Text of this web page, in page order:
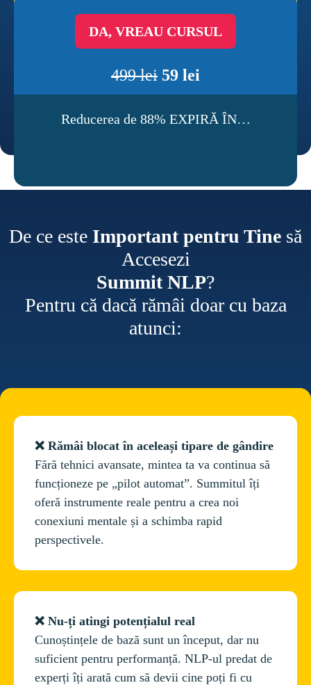
DA, VREAU CURSUL
499 lei 59 lei
Reducerea de 88% EXPIRĂ ÎN…
De ce este Important pentru Tine să
Accesezi
Summit NLP?
Pentru că dacă rămâi doar cu baza
atunci:
❌ Rămâi blocat în aceleași tipare de gândire
Fără tehnici avansate, mintea ta va continua să
funcționeze pe „pilot automat”. Summitul îți
oferă instrumente reale pentru a crea noi
conexiuni mentale și a schimba rapid
perspectivele.
❌ Nu-ți atingi potențialul real
Cunoștințele de bază sunt un început, dar nu
suficient pentru performanță. NLP-ul predat de
experți îți arată cum să devii cine poți fi cu